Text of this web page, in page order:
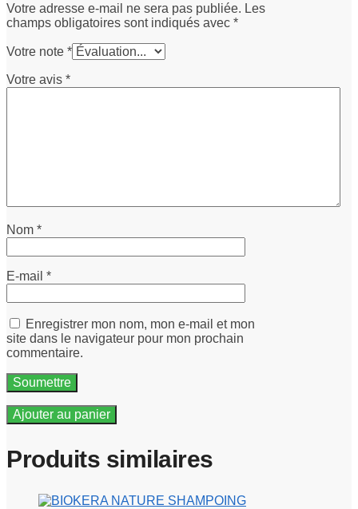
Votre adresse e-mail ne sera pas publiée. Les
champs obligatoires sont indiqués avec *
Votre note *
Votre avis *
Nom *
E-mail *
Enregistrer mon nom, mon e-mail et mon
site dans le navigateur pour mon prochain
commentaire.
Ajouter au panier
Produits similaires